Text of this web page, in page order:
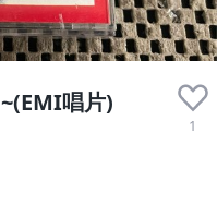
唱片)
1